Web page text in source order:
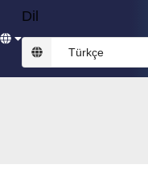
Dil
Türkçe